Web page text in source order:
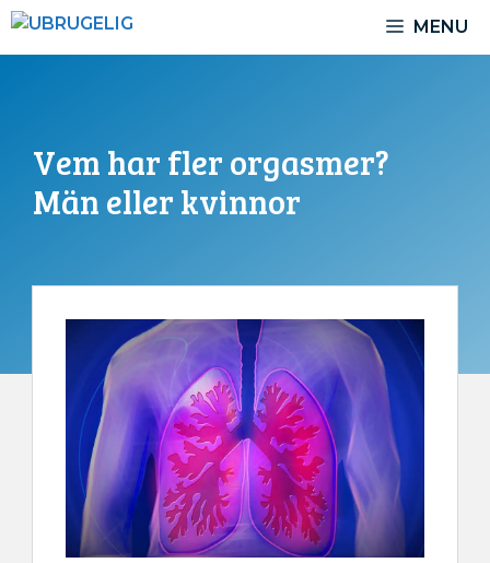
Hoppa
MENU
Vem har fler orgasmer?
Män eller kvinnor